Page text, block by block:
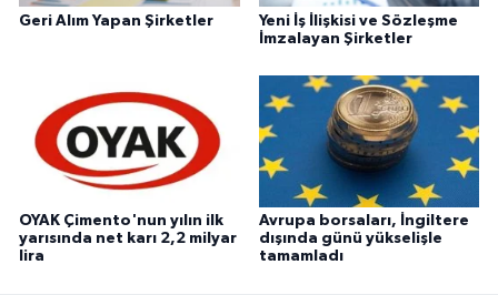
Geri Alım Yapan Şirketler
Yeni İş İlişkisi ve Sözleşme
İmzalayan Şirketler
OYAK Çimento'nun yılın ilk
yarısında net karı 2,2 milyar
lira
Avrupa borsaları, İngiltere
dışında günü yükselişle
tamamladı